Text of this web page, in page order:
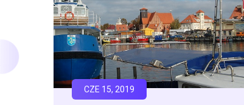
CZE 15, 2019